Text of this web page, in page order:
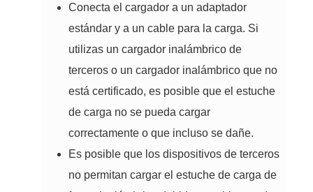
Conecta el cargador a un adaptador
estándar y a un cable para la carga. Si
utilizas un cargador inalámbrico de
terceros o un cargador inalámbrico que no
está certificado, es posible que el estuche
de carga no se pueda cargar
correctamente o que incluso se dañe.
Es posible que los dispositivos de terceros
no permitan cargar el estuche de carga de